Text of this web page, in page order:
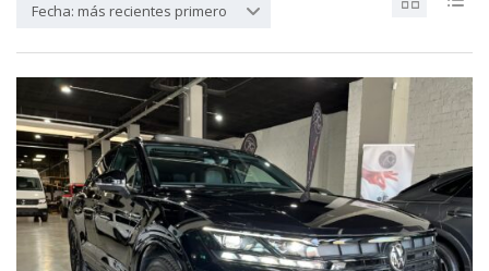
Fecha: más recientes primero